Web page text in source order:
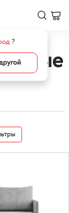
?
серые